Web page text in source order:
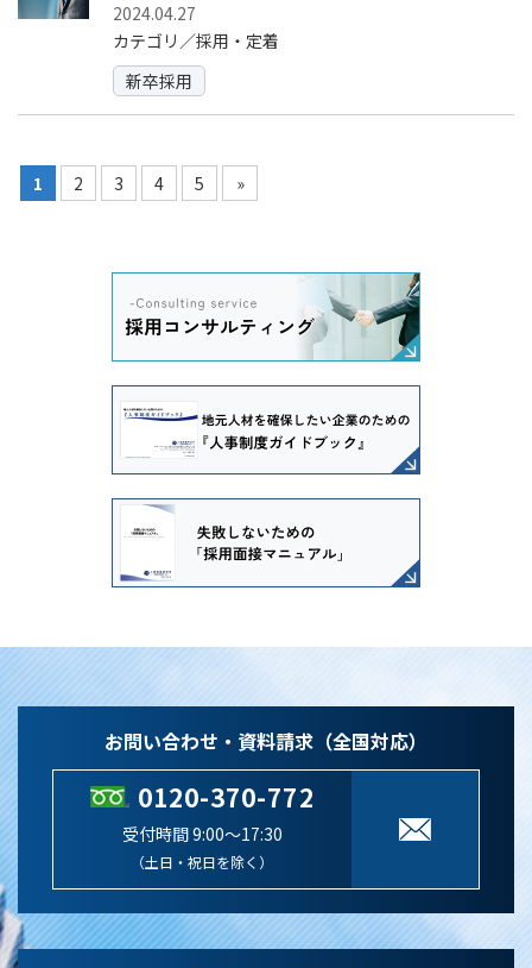
2024.04.27
カテゴリ／採用・定着
新卒採用
1 2 3 4 5 »
お問い合わせ・資料請求（全国対応）
0120-370-772
受付時間 9:00～17:30
（土日・祝日を除く）